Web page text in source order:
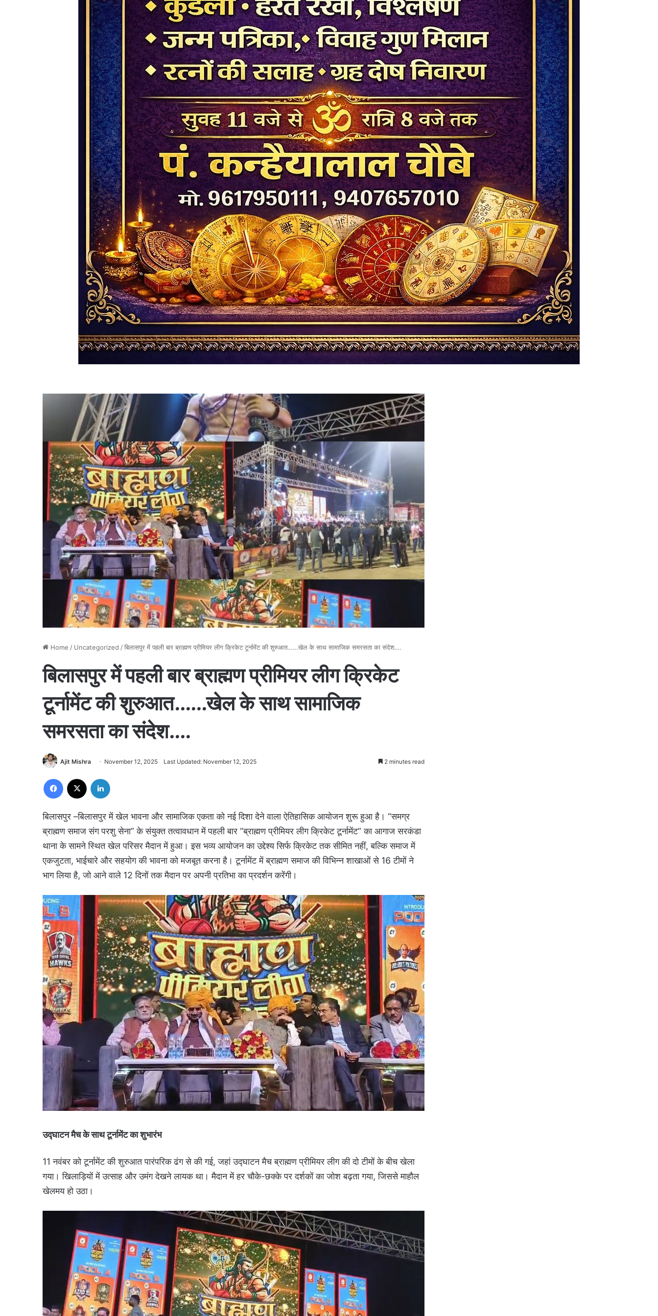
Home / Uncategorized /बिलासपुर में पहली बार ब्राह्मण प्रीमियर लीग क्रिकेट टूर्नामेंट की शुरुआत……खेल के साथ सामाजिक समरसता का संदेश….
बिलासपुर में पहली बार ब्राह्मण प्रीमियर लीग क्रिकेट
टूर्नामेंट की शुरुआत……खेल के साथ सामाजिक
समरसता का संदेश….
Ajit Mishra November 12, 2025 Last Updated: November 12, 2025 2 minutes read
Facebook
बिलासपुर –बिलासपुर में खेल भावना और सामाजिक एकता को नई दिशा देने वाला ऐतिहासिक आयोजन शुरू हुआ है। “समग्र
ब्राह्मण समाज संग परशु सेना” के संयुक्त तत्वावधान में पहली बार “ब्राह्मण प्रीमियर लीग क्रिकेट टूर्नामेंट” का आगाज सरकंडा
थाना के सामने स्थित खेल परिसर मैदान में हुआ। इस भव्य आयोजन का उद्देश्य सिर्फ क्रिकेट तक सीमित नहीं, बल्कि समाज में
एकजुटता, भाईचारे और सहयोग की भावना को मजबूत करना है। टूर्नामेंट में ब्राह्मण समाज की विभिन्न शाखाओं से 16 टीमों ने
भाग लिया है, जो आने वाले 12 दिनों तक मैदान पर अपनी प्रतिभा का प्रदर्शन करेंगी।
उद्घाटन मैच के साथ टूर्नामेंट का शुभारंभ
11 नवंबर को टूर्नामेंट की शुरुआत पारंपरिक ढंग से की गई, जहां उद्घाटन मैच ब्राह्मण प्रीमियर लीग की दो टीमों के बीच खेला
गया। खिलाड़ियों में उत्साह और उमंग देखने लायक था। मैदान में हर चौके-छक्के पर दर्शकों का जोश बढ़ता गया, जिससे माहौल
खेलमय हो उठा।